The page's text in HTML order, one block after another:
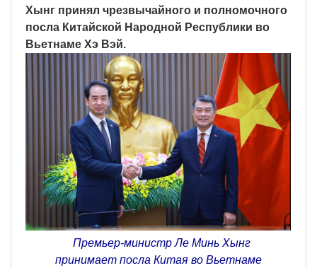
Хынг принял чрезвычайного и полномочного
посла Китайской Народной Республики во
Вьетнаме Хэ Вэй.
Премьер-министр Ле Минь Хынг
принимает посла Китая во Вьетнаме